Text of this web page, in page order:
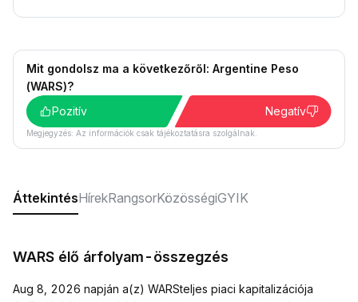
Mit gondolsz ma a következőről: Argentine Peso
(WARS)?
Pozitív
Negatív
Megjegyzés: Az információk csak tájékoztatásra szolgálnak.
ÁttekintésHírekRangsorKözösségiGYIK
WARS élő árfolyam-összegzés
Aug 8, 2026 napján a(z) WARSteljes piaci kapitalizációja